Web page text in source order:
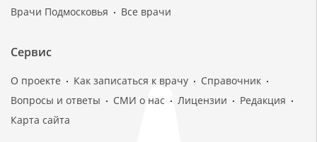
Врачи Подмосковья
Все врачи
Сервис
О проекте Как записаться к врачу
Справочник
Вопросы и ответы
СМИ о нас Лицензии
Редакция
Карта сайта